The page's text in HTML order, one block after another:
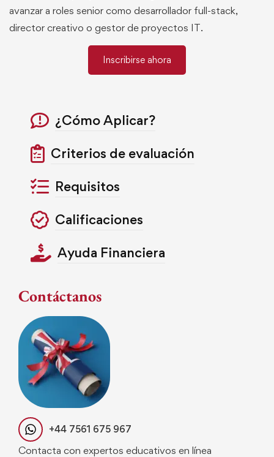
avanzar a roles senior como desarrollador full-stack,
director creativo o gestor de proyectos IT.
Inscribirse ahora
¿Cómo Aplicar?
Criterios de evaluación
Requisitos
Calificaciones
Ayuda Financiera
Contáctanos
+44 7561 675 967
Contacta con expertos educativos en línea